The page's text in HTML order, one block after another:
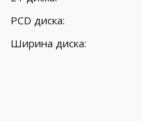
PCD диска:
Ширина диска: